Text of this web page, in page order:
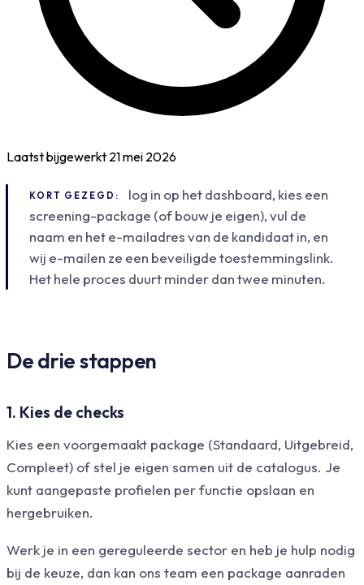
Laatst bijgewerkt 21 mei 2026
KORT GEZEGD:
log in op het dashboard, kies een
screening-package (of bouw je eigen), vul de
naam en het e-mailadres van de kandidaat in, en
wij e-mailen ze een beveiligde toestemmingslink.
Het hele proces duurt minder dan twee minuten.
De drie stappen
1. Kies de checks
Kies een voorgemaakt package (Standaard, Uitgebreid,
Compleet) of stel je eigen samen uit de catalogus. Je
kunt aangepaste profielen per functie opslaan en
hergebruiken.
Werk je in een gereguleerde sector en heb je hulp nodig
bij de keuze, dan kan ons team een package aanraden